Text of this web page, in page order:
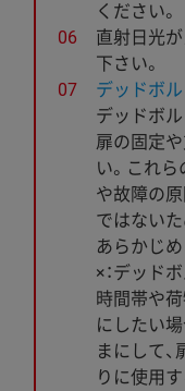
ください。
直射日光
下さい。
デッドボ
デッドボ
扉の固定
い。これ
や故障の
ではないた
あらかじ
×：デッド
時間帯や
にしたい
まにして、
りに使用